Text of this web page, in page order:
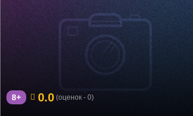
г. Екатеринбург, улица Мамина-Сибиряка,
8+ 0.0 (оценок - 0)